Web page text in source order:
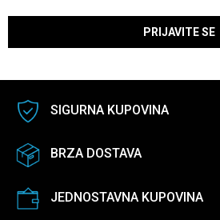
PRIJAVITE SE
SIGURNA KUPOVINA
BRZA DOSTAVA
JEDNOSTAVNA KUPOVINA